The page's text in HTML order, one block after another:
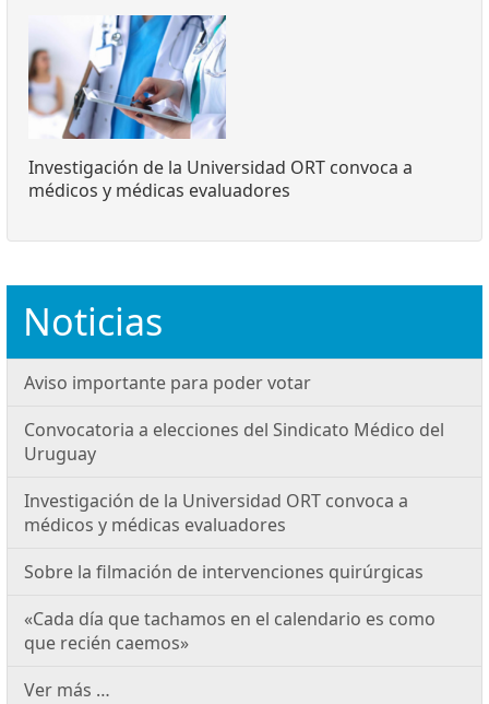
Investigación de la Universidad ORT convoca a
médicos y médicas evaluadores
Noticias
Aviso importante para poder votar
Convocatoria a elecciones del Sindicato Médico del
Uruguay
Investigación de la Universidad ORT convoca a
médicos y médicas evaluadores
Sobre la filmación de intervenciones quirúrgicas
«Cada día que tachamos en el calendario es como
que recién caemos»
Ver más …